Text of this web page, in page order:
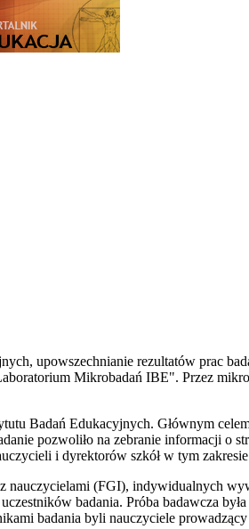
upowszechnianie rezultatów prac
Mikrobadań IBE". Przez
Badań Edukacyjnych. Głównym
pozwoliło na zebranie informacji o
i dyrektorów szkół w tym
(FGI), indywidualnych
badania. Próba badawcza
badania byli nauczyciele